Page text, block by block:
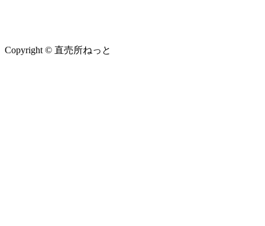
Copyright © 直売所ねっと